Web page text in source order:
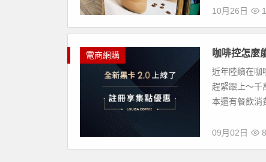
10月26日
電商網購 咖啡控怎麼
近年陸續在咖
趕緊跟上～千
本還有餐飲消
09月02日